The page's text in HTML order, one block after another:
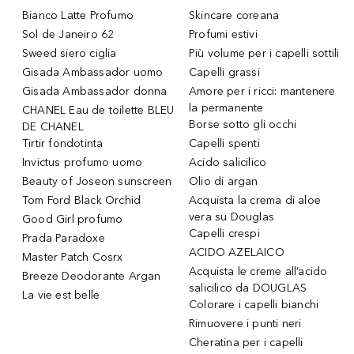
Bianco Latte Profumo
Sol de Janeiro 62
Sweed siero ciglia
Gisada Ambassador uomo
Gisada Ambassador donna
CHANEL Eau de toilette BLEU
DE CHANEL
Tirtir fondotinta
Invictus profumo uomo
Beauty of Joseon sunscreen
Tom Ford Black Orchid
Good Girl profumo
Prada Paradoxe
Master Patch Cosrx
Breeze Deodorante Argan
La vie est belle
Skincare coreana
Profumi estivi
Più volume per i capelli sottili
Capelli grassi
Amore per i ricci: mantenere
la permanente
Borse sotto gli occhi
Capelli spenti
Acido salicilico
Olio di argan
Acquista la crema di aloe
vera su Douglas
Capelli crespi
ACIDO AZELAICO
Acquista le creme all’acido
salicilico da DOUGLAS
Colorare i capelli bianchi
Rimuovere i punti neri
Cheratina per i capelli